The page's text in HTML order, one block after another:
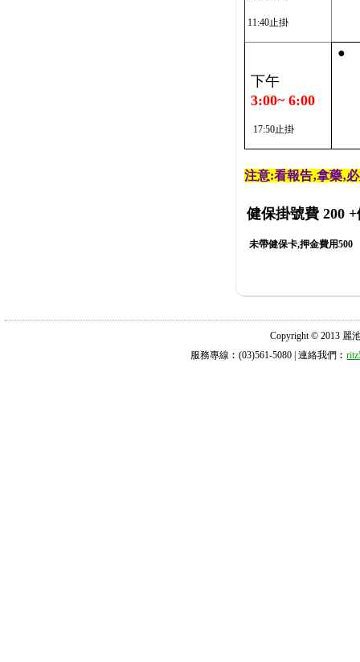
11:40止掛
下午
3:00~ 6:00
17:50止掛
●
注意:看報告‚拿藥‚
健保掛號費 200 +
未帶健保卡,押金費用500
Copyright © 2013 麗
服務專線︰(03)561-5080 | 連絡我們︰